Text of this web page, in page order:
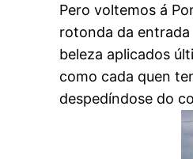
Pero voltemos á
rotonda da entrada
beleza aplicados
como cada quen
despedíndose do